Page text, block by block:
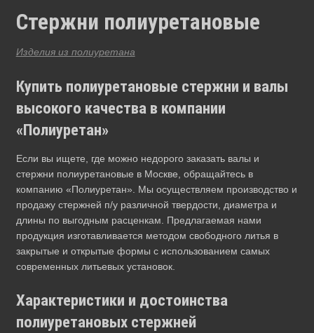
Стержни полиуретановые
Изделия из полиуретана
Купить полиуретановые стержни и валы
высокого качества в компании
«Полиуретан»
Если вы ищете, где можно недорого заказать валы и
стержни полиуретановые в Москве, обращайтесь в
компанию «Полиуретан». Мы осуществляем производство и
продажу стержней п/у различной твердости, диаметра и
длины по выгодным расценкам. Предлагаемая нами
продукция изготавливается методом свободного литья в
закрытые и открытые формы с использованием самых
современных литьевых установок.
Характеристики и достоинства
полиуретановых стержней